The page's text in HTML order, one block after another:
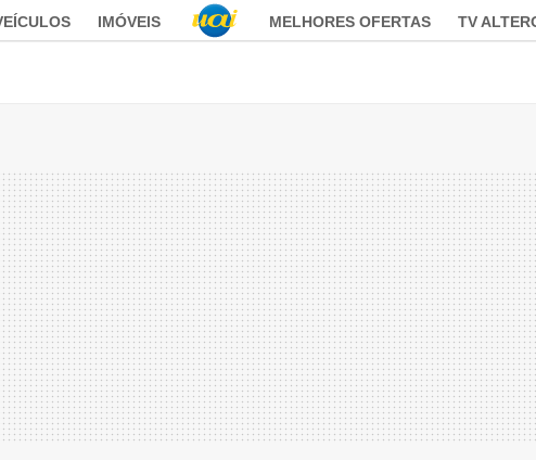
IMÓVEIS MELHORES OFERTAS TV